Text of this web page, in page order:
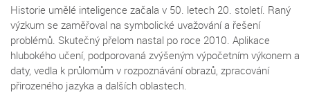
Historie umělé inteligence začala v 50. letech 20. století. Raný
výzkum se zaměřoval na symbolické uvažování a řešení
problémů. Skutečný přelom nastal po roce 2010. Aplikace
hlubokého učení, podporovaná zvýšeným výpočetním výkonem a
daty, vedla k průlomům v rozpoznávání obrazů, zpracování
přirozeného jazyka a dalších oblastech.